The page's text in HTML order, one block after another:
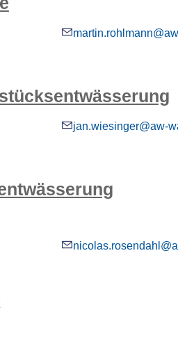
jan.wiesinger@aw-